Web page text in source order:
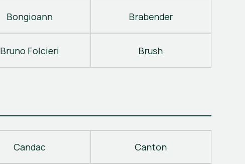
Bongioann Brabender
Bruno Folcieri Brush
Candac Canton